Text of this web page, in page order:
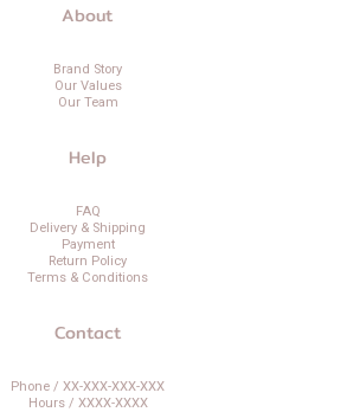
About
Brand Story
Our Values
Our Team
Help
FAQ
Delivery & Shipping
Payment
Return Policy
Terms & Conditions
Contact
Phone / XX-XXX-XXX-XXX
Hours / XXXX-XXXX